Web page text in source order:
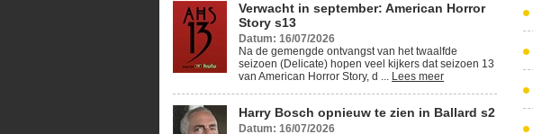
Verwacht in september: American Horror
Story s13
Datum: 16/07/2026
Na de gemengde ontvangst van het twaalfde
seizoen (Delicate) hopen veel kijkers dat seizoen 13
van American Horror Story, d ... Lees meer
Harry Bosch opnieuw te zien in Ballard s2
Datum: 16/07/2026